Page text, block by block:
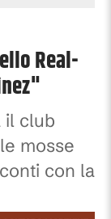
Real-
il club
mosse
con la